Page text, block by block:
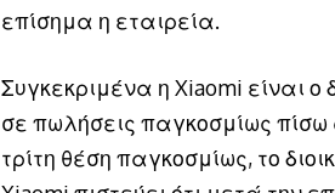
επίσημα η εταιρεία.
Συγκεκριμένα η Xiaomi είναι
σε πωλήσεις παγκοσμίως πίσω
τρίτη θέση παγκοσμίως, το